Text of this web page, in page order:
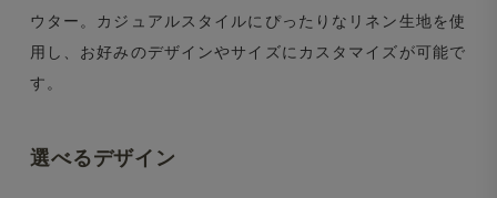
ウター。カジュアルスタイルにぴったりなリネン生地を使
用し、お好みのデザインやサイズにカスタマイズが可能で
す。
選べるデザイン